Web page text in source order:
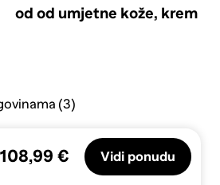
od od umjetne kože, krem
(3)
108,99 € Vidi ponudu